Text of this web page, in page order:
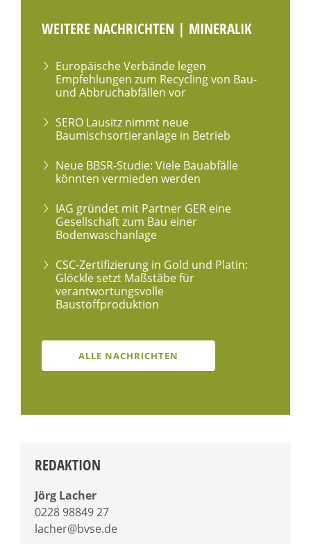
WEITERE NACHRICHTEN | MINERALIK
Europäische Verbände legen
Empfehlungen zum Recycling von Bau-
und Abbruchabfällen vor
SERO Lausitz nimmt neue
Baumischsortieranlage in Betrieb
Neue BBSR-Studie: Viele Bauabfälle
könnten vermieden werden
IAG gründet mit Partner GER eine
Gesellschaft zum Bau einer
Bodenwaschanlage
CSC-Zertifizierung in Gold und Platin:
Glöckle setzt Maßstäbe für
verantwortungsvolle
Baustoffproduktion
ALLE NACHRICHTEN
REDAKTION
Jörg Lacher
0228 98849 27
lacher@bvse.de